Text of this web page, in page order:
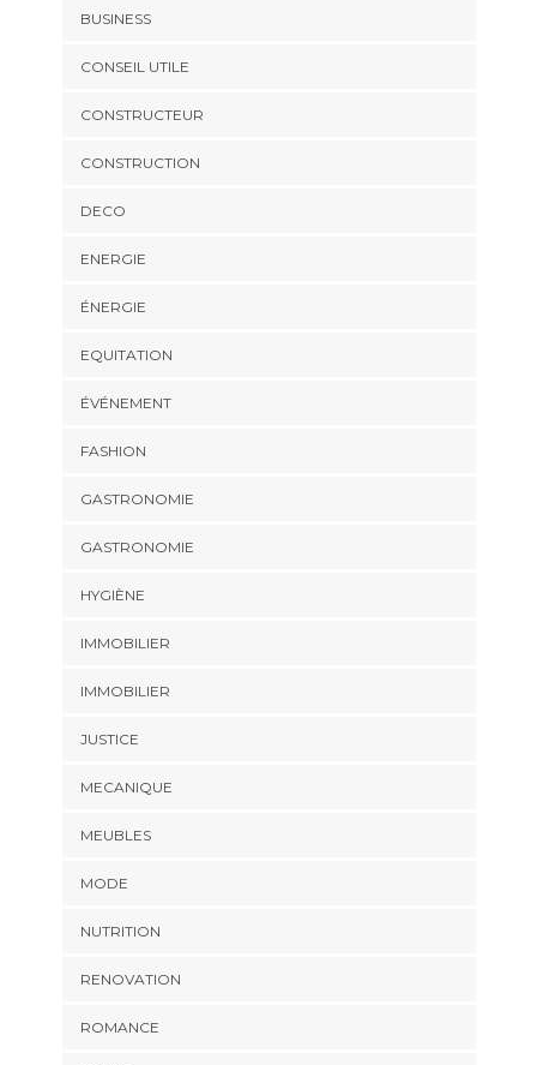
BUSINESS
CONSEIL UTILE
CONSTRUCTEUR
CONSTRUCTION
DECO
ENERGIE
ÉNERGIE
EQUITATION
ÉVÉNEMENT
FASHION
GASTRONOMIE
GASTRONOMIE
HYGIÈNE
IMMOBILIER
IMMOBILIER
JUSTICE
MECANIQUE
MEUBLES
MODE
NUTRITION
RENOVATION
ROMANCE